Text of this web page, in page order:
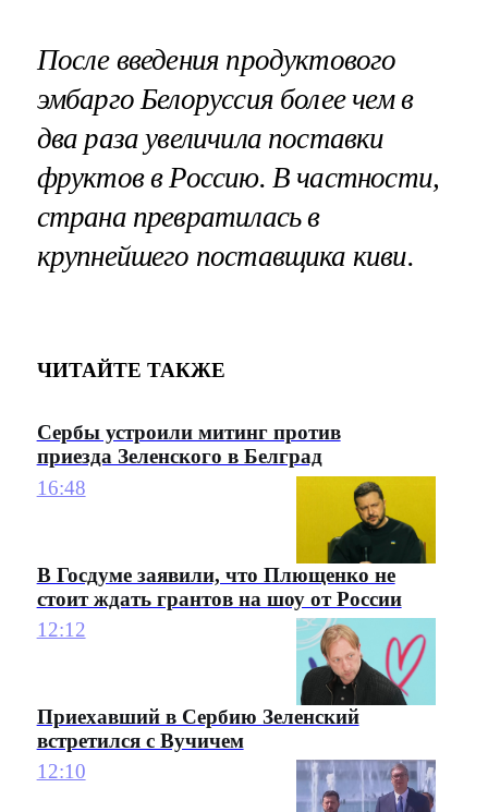
После введения продуктового
эмбарго Белоруссия более чем в
два раза увеличила поставки
фруктов в Россию. В частности,
страна превратилась в
крупнейшего поставщика киви.
ЧИТАЙТЕ ТАКЖЕ
Сербы устроили митинг против
приезда Зеленского в Белград
16:48
В Госдуме заявили, что Плющенко не
стоит ждать грантов на шоу от России
12:12
Приехавший в Сербию Зеленский
встретился с Вучичем
12:10